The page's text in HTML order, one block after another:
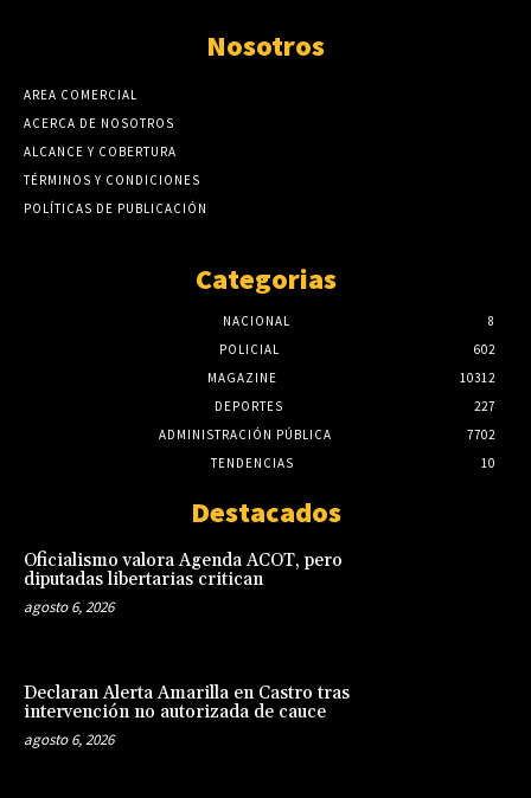
Nosotros
AREA COMERCIAL
ACERCA DE NOSOTROS
ALCANCE Y COBERTURA
TÉRMINOS Y CONDICIONES
POLÍTICAS DE PUBLICACIÓN
Categorias
NACIONAL
8
POLICIAL
602
MAGAZINE
10312
DEPORTES
227
ADMINISTRACIÓN PÚBLICA
7702
TENDENCIAS
10
Destacados
Oficialismo valora Agenda ACOT, pero
diputadas libertarias critican
agosto 6, 2026
Declaran Alerta Amarilla en Castro tras
intervención no autorizada de cauce
agosto 6, 2026